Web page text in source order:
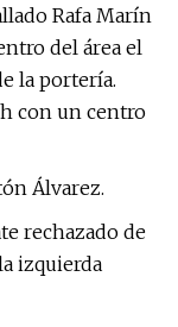
Rafa Marín
del área el
la portería.
con un centro
Álvarez.
rechazado de
izquierda